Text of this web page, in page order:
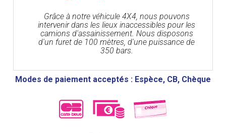
Grâce à notre véhicule 4X4, nous pouvons
intervenir dans les lieux inaccessibles pour les
camions d'assainissement. Nous disposons
d'un furet de 100 mètres, d'une puissance de
350 bars.
Modes de paiement acceptés : Espèce, CB, Chèque